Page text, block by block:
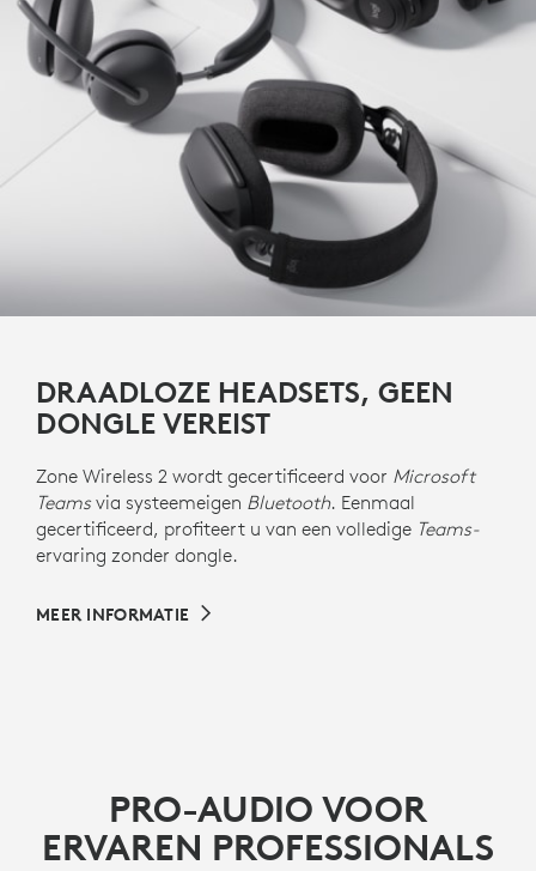
DRAADLOZE HEADSETS, GEEN
DONGLE VEREIST
Zone Wireless 2 wordt gecertificeerd voor Microsoft
Teamsvia systeemeigen Bluetooth. Eenmaal
gecertificeerd, profiteert u van een volledige Teams-
ervaring zonder dongle.
MEER INFORMATIE
PRO-AUDIO VOOR
ERVAREN PROFESSIONALS